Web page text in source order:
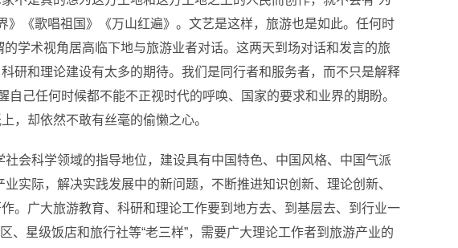
《歌唱祖国》《万山红遍》。文艺是这样，旅游也是如此。 任何时
学术视角居高临下地与旅游业者对话。 这两天到场对话和发言的旅
研和理论建设有太多的期待。 我们是同行者和服务者，而不只是解释
己任何时候都不能不正视时代的呼唤、国家的要求和业界的期盼。
，却依然不敢有丝毫的偷懒之心。
会科学领域的指导地位，建设具有中国特色、中国风格、中国气派
实际，解决实践发展中的新问题，不断推进知识创新、理论创新、
。广大旅游教育、科研和理论工作要到地方去、到基层去、到行业一
、星级饭店和旅行社等“老三样”，需要广大理论工作者到旅游产业的